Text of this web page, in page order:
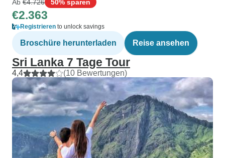
Ab €4.726 50% sparen
€2.363
Registrieren to unlock savings
Broschüre herunterladen Reise ansehen
Sri Lanka 7 Tage Tour
4,4 (10 Bewertungen)